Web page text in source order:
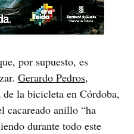
por supuesto, es
Gerardo Pedros,
la bicicleta en Córdoba,
cacareado anillo “ha
durante todo este